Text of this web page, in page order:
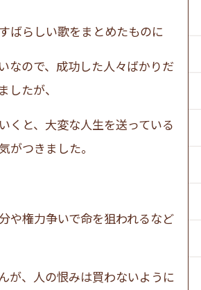
ばらしい歌をまとめたものに
なので、成功した人々ばかりだ
したが、
くと、大変な人生を送っている
がつきました。
や権力争いで命を狙われるなど
が、人の恨みは買わないように